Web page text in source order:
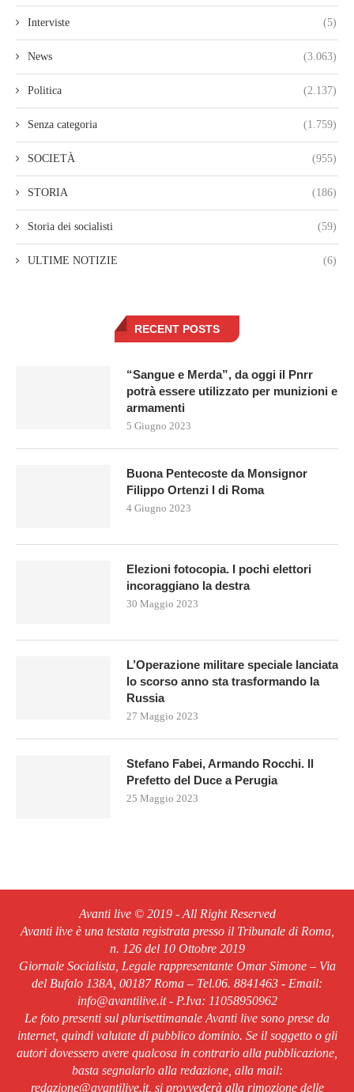
Interviste (5)
News (3.063)
Politica (2.137)
Senza categoria (1.759)
SOCIETÀ (955)
STORIA (186)
Storia dei socialisti (59)
ULTIME NOTIZIE (6)
RECENT POSTS
“Sangue e Merda”, da oggi il Pnrr
potrà essere utilizzato per munizioni e
armamenti
5 Giugno 2023
Buona Pentecoste da Monsignor
Filippo Ortenzi I di Roma
4 Giugno 2023
Elezioni fotocopia. I pochi elettori
incoraggiano la destra
30 Maggio 2023
L’Operazione militare speciale lanciata
lo scorso anno sta trasformando la
Russia
27 Maggio 2023
Stefano Fabei, Armando Rocchi. Il
Prefetto del Duce a Perugia
25 Maggio 2023
Avanti live © 2019 - All Right Reserved
Avanti live è una testata registrata presso il Tribunale di Roma,
n. 126 del 10 Ottobre 2019
Giornale Socialista, Legale rappresentante Omar Simone – Via
del Bufalo 138A, 00187 Roma – Tel.06. 8841463 - Email:
info@avantilive.it - P.Iva: 11058950962
Le foto presenti sul plurisettimanale Avanti live sono prese da
internet, quindi valutate di pubblico dominio. Se il soggetto o gli
autori dovessero avere qualcosa in contrario alla pubblicazione,
basta segnalarlo alla redazione, alla mail:
redazione@avantilive.it, si provvederà alla rimozione delle